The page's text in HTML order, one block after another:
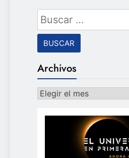
Buscar:
Archivos
Archivos